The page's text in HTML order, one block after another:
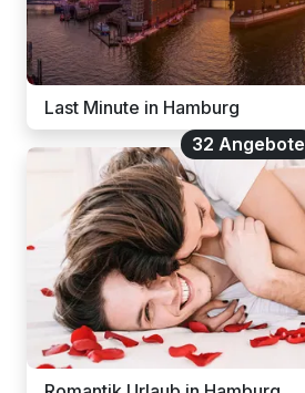
Last Minute in Hamburg
32 Angebote